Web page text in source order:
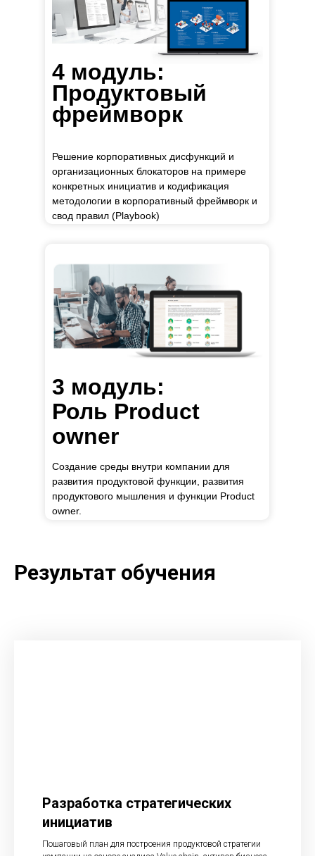
4 модуль:
Продуктовый
фреймворк
Решение корпоративных дисфункций и
организационных блокаторов на примере
конкретных инициатив и кодификация
методологии в корпоративный фреймворк и
свод правил (Playbook)
3 модуль:
Роль Product
owner
Создание среды внутри компании для
развития продуктовой функции, развития
продуктового мышления и функции Product
owner.
Результат обучения
Разработка стратегических
инициатив
Пошаговый план для построения продуктовой стратегии